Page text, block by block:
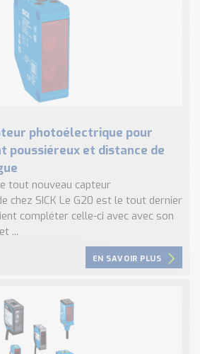
photoélectrique pour
poussiéreux et distance de
tout nouveau capteur
chez SICK Le G20 est le tout dernier
compléter celle-ci avec avec son
...
EN SAVOIR PLUS